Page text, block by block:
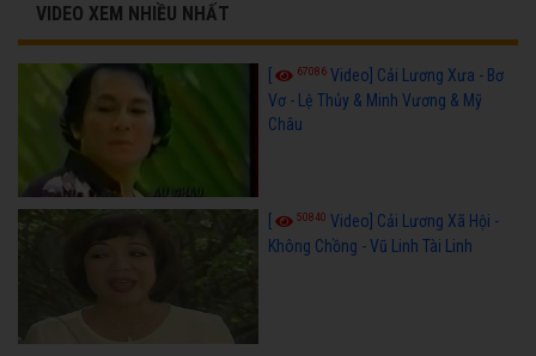
VIDEO XEM NHIỀU NHẤT
[ 67086 Video] Cải Lương Xưa - Bơ
Vơ - Lệ Thủy & Minh Vương & Mỹ
Châu
50840 Video] Cải Lương Xã Hội -
Không Chồng - Vũ Linh Tài Linh